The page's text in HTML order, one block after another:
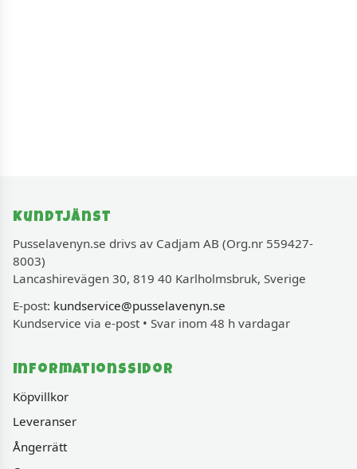
Kundtjänst
Pusselavenyn.se drivs av Cadjam AB (Org.nr 559427-
8003)
Lancashirevägen 30, 819 40 Karlholmsbruk, Sverige
E-post: kundservice@pusselavenyn.se
Kundservice via e-post • Svar inom 48 h vardagar
Informationssidor
Köpvillkor
Leveranser
Ångerrätt